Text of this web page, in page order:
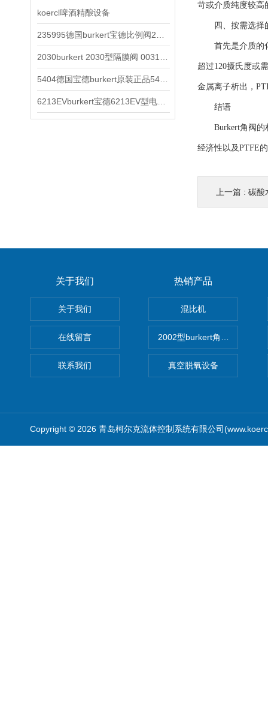
koercl啤酒精酿设备
苛或介质纯度较高
四、按需选择
首先是介质的化
超过120摄氏度或
金属离子析出，
结语
Burkert角阀的材
经济性以及PTFE
上一篇 : 碳酸
关于我们
关于我们
在线留言
联系我们
热销产品
混比机
2002型burkert角座阀
真空脱氧设备
Copyright © 2026 青岛柯尔克流体控制系统有限公司